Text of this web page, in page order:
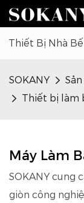
Thiết Bị Nhà
SOKANY
Thiết bị làm
Máy Làm
SOKANY cung
giòn công